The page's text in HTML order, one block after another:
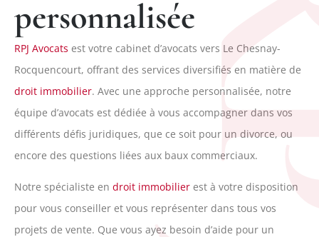
personnalisée
RPJ Avocats est votre cabinet d’avocats vers Le Chesnay-
Rocquencourt, offrant des services diversifiés en matière de
droit immobilier. Avec une approche personnalisée, notre
équipe d’avocats est dédiée à vous accompagner dans vos
différents défis juridiques, que ce soit pour un divorce, ou
encore des questions liées aux baux commerciaux.
Notre spécialiste en droit immobilier est à votre disposition
pour vous conseiller et vous représenter dans tous vos
projets de vente. Que vous ayez besoin d’aide pour un